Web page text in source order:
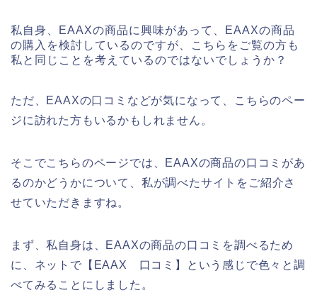
私自身、EAAXの商品に興味があって、EAAXの商品
の購入を検討しているのですが、こちらをご覧の方も
私と同じことを考えているのではないでしょうか？
ただ、EAAXの口コミなどが気になって、こちらのペー
ジに訪れた方もいるかもしれません。
そこでこちらのページでは、EAAXの商品の口コミがあ
るのかどうかについて、私が調べたサイトをご紹介さ
せていただきますね。
まず、私自身は、EAAXの商品の口コミを調べるため
に、ネットで【EAAX 口コミ】という感じで色々と調
べてみることにしました。